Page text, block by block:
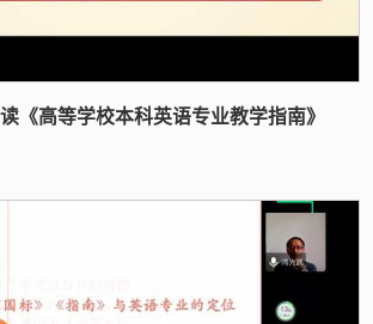
《高等学校本科英语专业教学指南》